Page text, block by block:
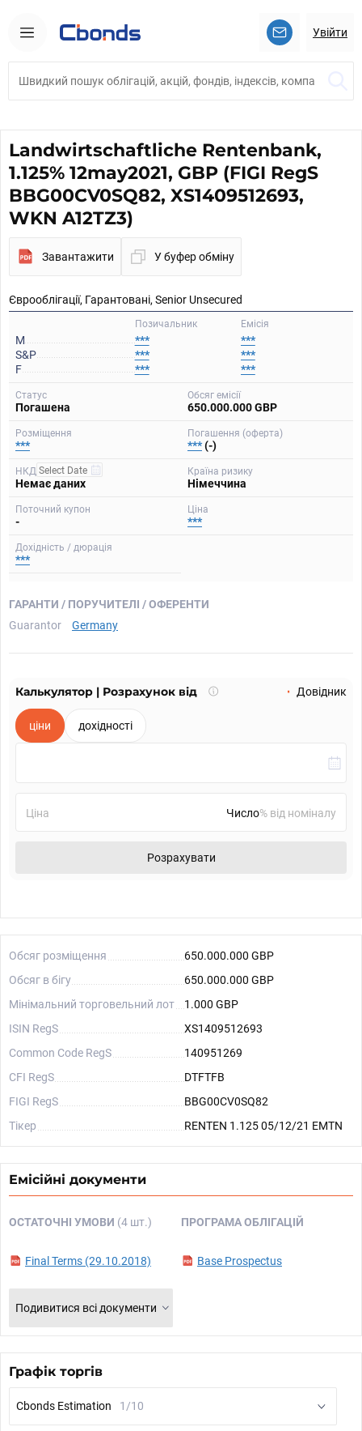
Увійти
Landwirtschaftliche Rentenbank,
1.125% 12may2021, GBP (FIGI RegS
BBG00CV0SQ82, XS1409512693,
WKN A12TZ3)
Завантажити У буфер обміну
Єврооблігації, Гарантовані, Senior Unsecured
Емісія
Позичальник
M ***
***
S&P
***
***
F
***
***
Статус
Погашена
Обсяг емісії
650.000.000 GBP
Розміщення
***
Погашення (оферта)
***(-)
НКД
Немає даних
Країна ризику
Німеччина
Поточний купон
-
Ціна
***
Дохідність / дюрація
***
ГАРАНТИ / ПОРУЧИТЕЛІ / ОФЕРЕНТИ
Guarantor
Germany
Калькулятор | Розрахунок від
Що
Довідник
ціни дохідності
Ціна % від номіналу
Розрахувати
Обсяг розміщення
650.000.000 GBP
Обсяг в бігу
650.000.000 GBP
Мінімальний торговельний лот
1.000 GBP
ISIN RegS
XS1409512693
Common Code RegS
140951269
CFI RegS
DTFTFB
FIGI RegS
BBG00CV0SQ82
Тікер
RENTEN 1.125 05/12/21 EMTN
Емісійні документи
ОСТАТОЧНІ УМОВИ (4 шт.)
Final Terms (29.10.2018)
ПРОГРАМА ОБЛІГАЦІЙ
Base Prospectus
Подивитися всі документи
Графік торгів
Cbonds Estimation 1/10